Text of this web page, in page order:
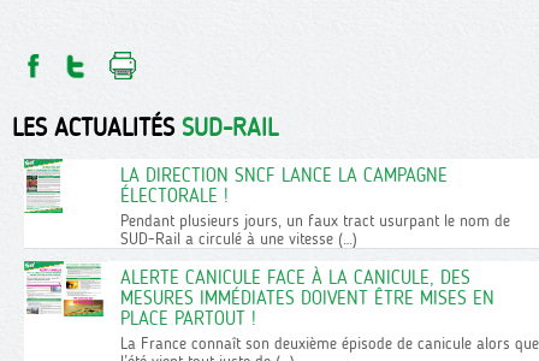
LES ACTUALITÉS SUD-RAIL
LA DIRECTION SNCF LANCE LA CAMPAGNE
ÉLECTORALE !
Pendant plusieurs jours, un faux tract usurpant le nom de
SUD-Rail a circulé à une vitesse (…)
ALERTE CANICULE FACE À LA CANICULE, DES
MESURES IMMÉDIATES DOIVENT ÊTRE MISES EN
PLACE PARTOUT !
La France connaît son deuxième épisode de canicule alors que